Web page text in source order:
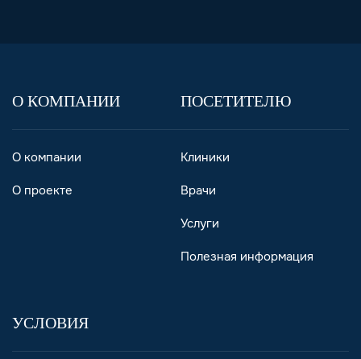
О КОМПАНИИ
О компании
О проекте
ПОСЕТИТЕЛЮ
Клиники
Врачи
Услуги
Полезная информация
УСЛОВИЯ